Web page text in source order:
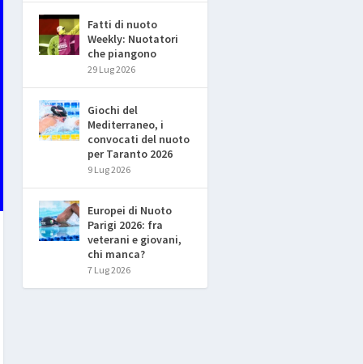
Fatti di nuoto
Weekly: Nuotatori
che piangono
29 Lug 2026
Giochi del
Mediterraneo, i
convocati del nuoto
per Taranto 2026
9 Lug 2026
Europei di Nuoto
Parigi 2026: fra
veterani e giovani,
chi manca?
7 Lug 2026